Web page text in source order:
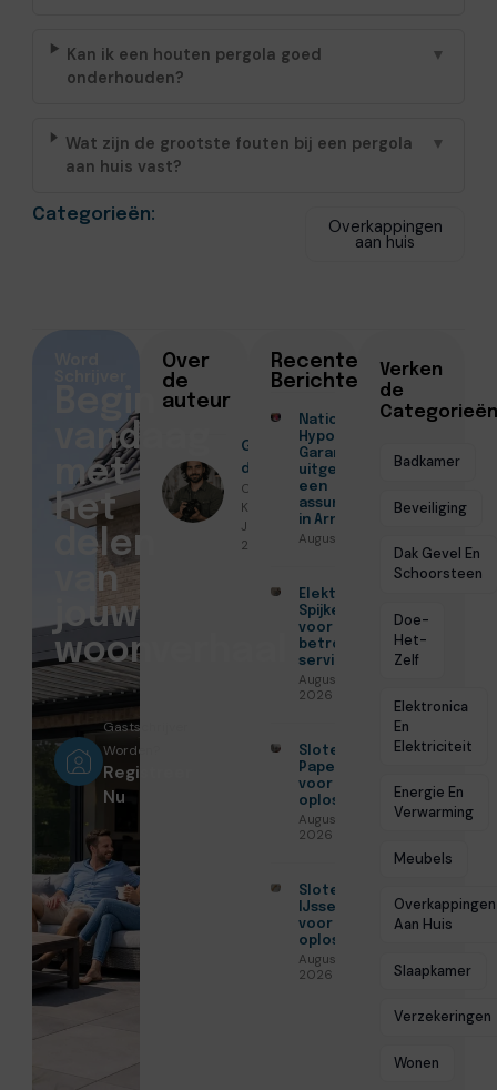
Kan ik een houten pergola goed
onderhouden?
▼
Wat zijn de grootste fouten bij een pergola
aan huis vast?
▼
Categorieën:
Overkappingen
aan huis
Over
de
auteur
Geschreven
door
Christiaan
Koenders ●
Januari 27,
2026
Recente
Berichten
Nationale
Hypotheek
Garantie
uitgelegd door
een
assurantiekantoor
in Arnhem
Augustus 7, 2026
Elektricien
Spijkenisse
voor
betrouwbare
service
Augustus 5,
2026
Slotenmaker
Papendrecht
voor veilige
oplossingen
Augustus 3,
2026
Slotenmaker
IJsselstein
voor veilige
oplossingen
Augustus 3,
2026
Verken
de
Categorieën
Badkamer
Beveiliging
Dak Gevel En
Schoorsteen
Doe-
Het-
Zelf
Elektronica
En
Elektriciteit
Energie En
Verwarming
Meubels
Overkappingen
Aan Huis
Slaapkamer
Verzekeringen
Wonen
Begin
vandaag
met
het
delen
van
jouw
woonverhaal
Gastschrijver
Worden?
Registreer
Nu